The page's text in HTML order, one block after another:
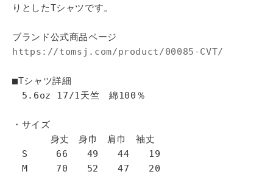
りとしたTシャツです。
ブランド公式商品ページ
https://tomsj.com/product/00085-CVT/
■Tシャツ詳細
5.6oz 17/1天竺 綿100％
・サイズ
身丈 身巾 肩巾 袖丈
S 66 49 44 19
M 70 52 47 20